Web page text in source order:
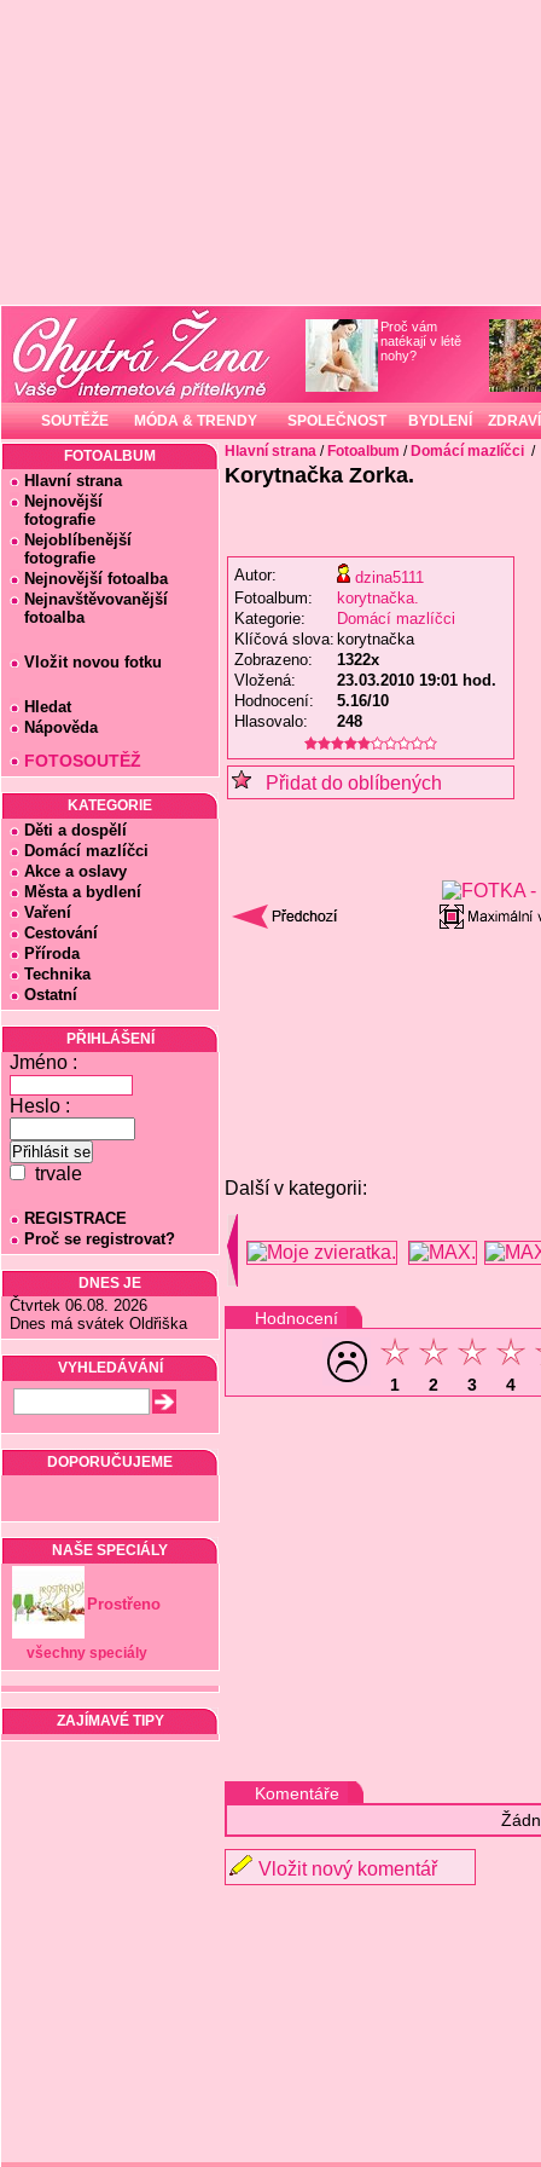
Proč vám
natékají v létě
nohy?
SOUTĚŽE MÓDA & TRENDY SPOLEČNOST BYDLENÍ ZDRAVÍ
FOTOALBUM
Hlavní strana
Nejnovější
fotografie
Nejoblíbenější
fotografie
Nejnovější fotoalba
Nejnavštěvovanější
fotoalba
Vložit novou fotku
Hledat
Nápověda
FOTOSOUTĚŽ
KATEGORIE
Děti a dospělí
Domácí mazlíčci
Akce a oslavy
Města a bydlení
Vaření
Cestování
Příroda
Technika
Ostatní
PŘIHLÁŠENÍ
Jméno :
Heslo :
trvale
REGISTRACE
Proč se registrovat?
DNES JE
Čtvrtek 06.08. 2026
Dnes má svátek Oldřiška
VYHLEDÁVÁNÍ
DOPORUČUJEME
NAŠE SPECIÁLY
Prostřeno
všechny speciály
ZAJÍMAVÉ TIPY
Hlavní strana / Fotoalbum / Domácí mazlíčci /
Korytnačka Zorka.
Autor:
dzina5111
Fotoalbum:
korytnačka.
Kategorie:
Domácí mazlíčci
Klíčová slova: korytnačka
Zobrazeno:
1322x
Vložená:
23.03.2010 19:01 hod.
Hodnocení:
5.16/10
Hlasovalo:
248
Přidat do oblíbených
Další v kategorii:
Hodnocení
1 2 3 4
Komentáře
Vložit nový komentář